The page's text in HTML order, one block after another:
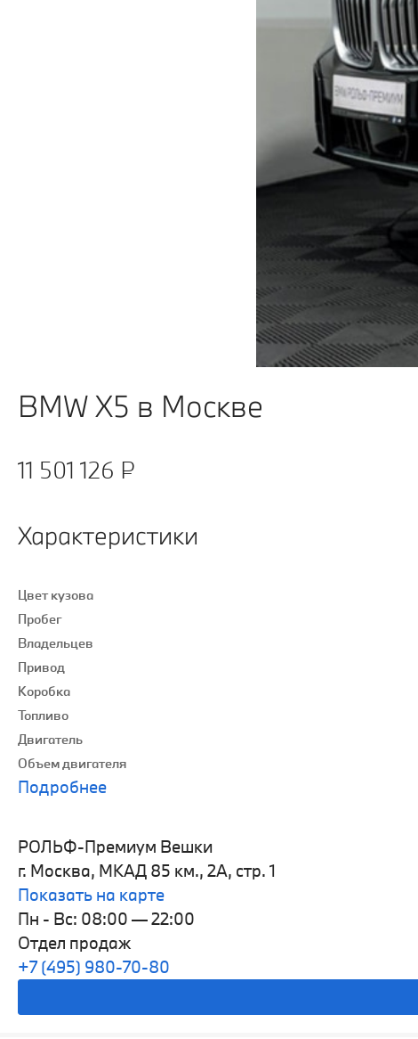
BMW X5 в Москве
11 501 126 ₽
Характеристики
Цвет кузова
Пробег
Владельцев
Привод
Коробка
Топливо
Двигатель
Объем двигателя
Подробнее
РОЛЬФ-Премиум Вешки
г. Москва, МКАД 85 км., 2А, стр. 1
Показать на карте
Пн - Вс: 08:00 — 22:00
Отдел продаж
+7 (495) 980-70-80